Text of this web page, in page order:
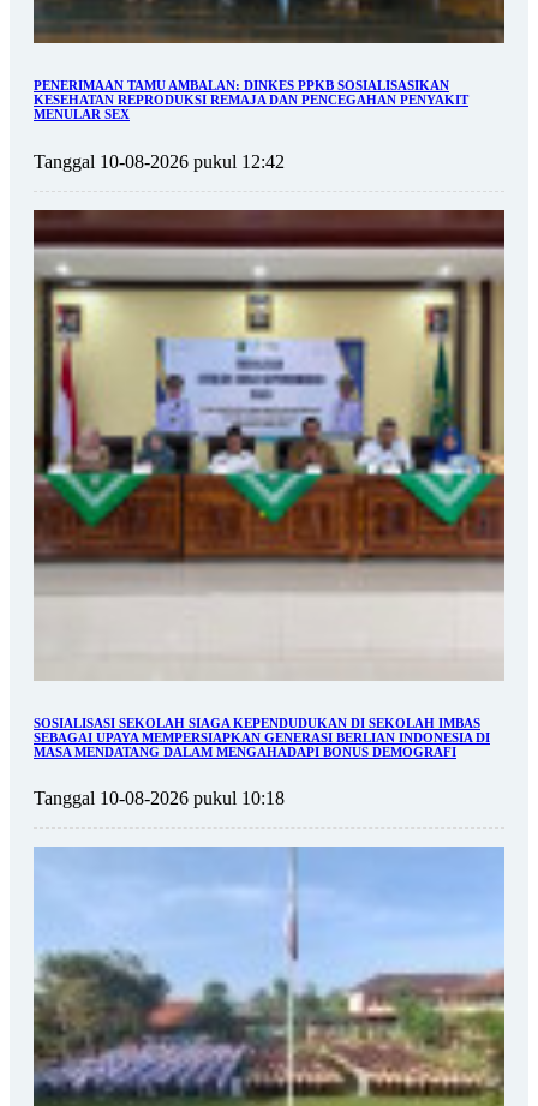
PENERIMAAN TAMU AMBALAN: DINKES PPKB SOSIALISASIKAN
KESEHATAN REPRODUKSI REMAJA DAN PENCEGAHAN PENYAKIT
MENULAR SEX
Tanggal 10-08-2026 pukul 12:42
SOSIALISASI SEKOLAH SIAGA KEPENDUDUKAN DI SEKOLAH IMBAS
SEBAGAI UPAYA MEMPERSIAPKAN GENERASI BERLIAN INDONESIA DI
MASA MENDATANG DALAM MENGAHADAPI BONUS DEMOGRAFI
Tanggal 10-08-2026 pukul 10:18